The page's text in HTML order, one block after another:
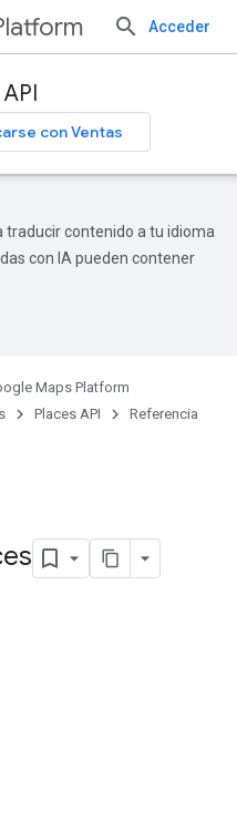
Acceder
con Ventas
traducir contenido a tu idioma
con IA pueden contener
Maps Platform
Places API Referencia